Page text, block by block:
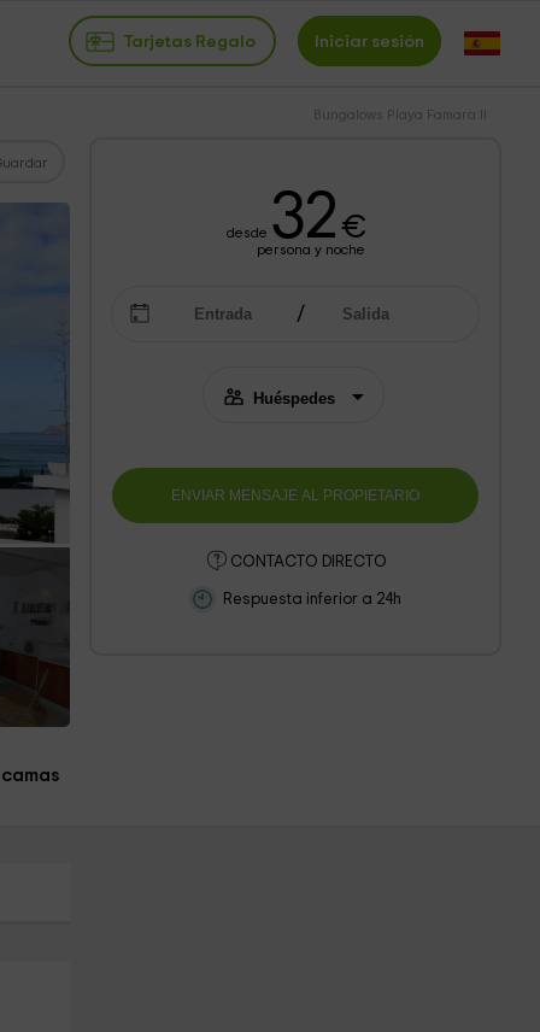
Tarjetas Regalo Iniciar sesión
Bungalows Playa Famara II
desde 32€
persona y noche
CONTACTO DIRECTO
Respuesta inferior a 24h
camas